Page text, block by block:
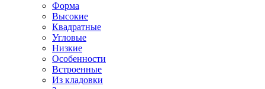
Форма
Высокие
Квадратные
Угловые
Низкие
Особенности
Встроенные
Из кладовки